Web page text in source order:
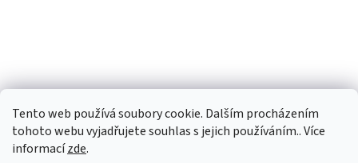
Tento web používá soubory cookie. Dalším procházením
tohoto webu vyjadřujete souhlas s jejich používáním.. Více
informacízde.